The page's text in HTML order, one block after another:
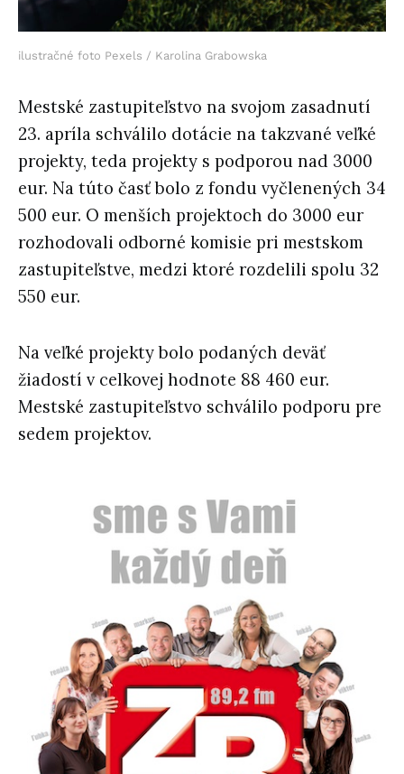
ilustračné foto Pexels / Karolina Grabowska
Mestské zastupiteľstvo na svojom zasadnutí
23. apríla schválilo dotácie na takzvané veľké
projekty, teda projekty s podporou nad 3000
eur. Na túto časť bolo z fondu vyčlenených 34
500 eur. O menších projektoch do 3000 eur
rozhodovali odborné komisie pri mestskom
zastupiteľstve, medzi ktoré rozdelili spolu 32
550 eur.
Na veľké projekty bolo podaných deväť
žiadostí v celkovej hodnote 88 460 eur.
Mestské zastupiteľstvo schválilo podporu pre
sedem projektov.